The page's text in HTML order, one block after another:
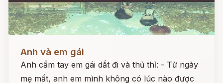
Anh và em gái
Anh cầm tay em gái dắt đi và thủ thỉ: - Từ ngày
mẹ mất, anh em mình không có lúc nào được